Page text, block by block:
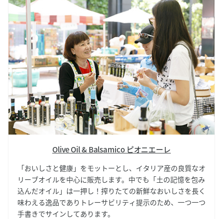
Olive Oil & Balsamico ピオニエーレ
「おいしさと健康」をモットーとし、イタリア産の良質なオ
リーブオイルを中心に販売します。中でも「土の記憶を包み
込んだオイル」は一押し！搾りたての新鮮なおいしさを長く
味わえる逸品でありトレーサビリティ提示のため、一つ一つ
手書きでサインしてあります。